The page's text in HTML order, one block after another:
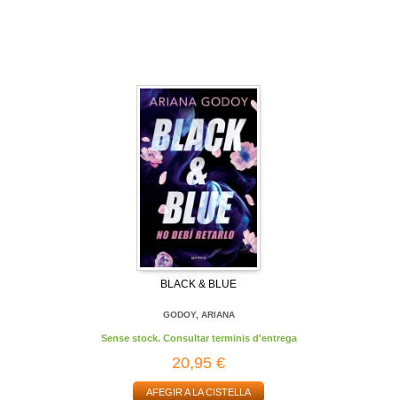
BLACK & BLUE
GODOY, ARIANA
Sense stock. Consultar terminis d'entrega
20,95 €
AFEGIR A LA CISTELLA